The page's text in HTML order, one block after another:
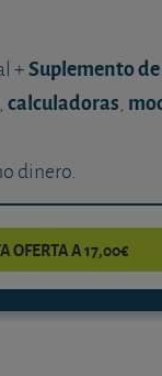
+Suplemento
calculadoras,
dinero.
OFERTA A 17,00€